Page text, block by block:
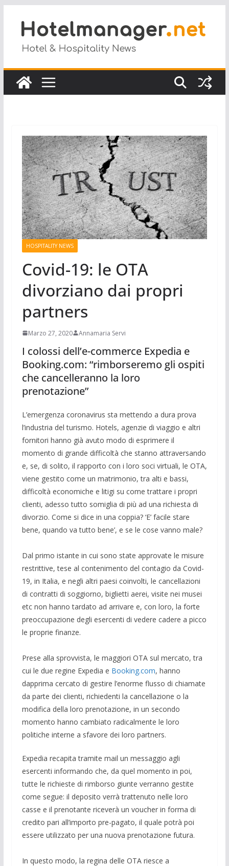
HOSPITALITY NEWS
Covid-19: le OTA
divorziano dai propri
partners
Marzo 27, 2020 Annamaria Servi
I colossi dell’e-commerce Expedia e
Booking.com: “rimborseremo gli ospiti
che cancelleranno la loro
prenotazione”
L’emergenza coronavirus sta mettendo a dura prova
l’industria del turismo. Hotels, agenzie di viaggio e altri
fornitori hanno già avuto modo di esprimere il
momento di grande difficoltà che stanno attraversando
e, se, di solito, il rapporto con i loro soci virtuali, le OTA,
viene gestito come un matrimonio, tra alti e bassi,
difficoltà economiche e litigi su come trattare i propri
clienti, adesso tutto somiglia di più ad una richiesta di
divorzio. Come si dice in una coppia? ‘E’ facile stare
bene, quando va tutto bene’, e se le cose vanno male?
Dal primo istante in cui sono state approvate le misure
restrittive, tese al contenimento del contagio da Covid-
19, in Italia, e negli altri paesi coinvolti, le cancellazioni
di contratti di soggiorno, biglietti aerei, visite nei musei
etc non hanno tardato ad arrivare e, con loro, la forte
preoccupazione degli esercenti di vedere cadere a picco
le proprie finanze.
Prese alla sprovvista, le maggiori OTA sul mercato, tra
cui le due regine Expedia e Booking.com, hanno
dapprima cercato di gestire l’enorme flusso di chiamate
da parte dei clienti, richiedenti la cancellazione o la
modifica della loro prenotazione, in un secondo
momento hanno cambiato radicalmente le loro
politiche interne a sfavore dei loro partners.
Expedia recapita tramite mail un messaggio agli
esercenti informando che, da quel momento in poi,
tutte le richieste di rimborso giunte verranno gestite
come segue: il deposito verrà trattenuto nelle loro
casse e il prenotante riceverà un voucher in forma di
credito pari all’importo pre-pagato, il quale potrà poi
essere utilizzato per una nuova prenotazione futura.
In questo modo, la regina delle OTA riesce a